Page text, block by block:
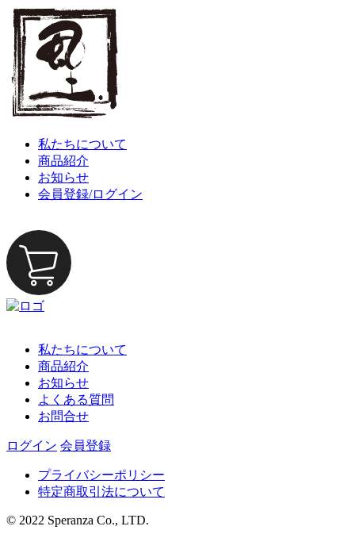
私たちについて
商品紹介
お知らせ
会員登録/ログイン
私たちについて
商品紹介
お知らせ
よくある質問
お問合せ
ログイン 会員登録
プライバシーポリシー
特定商取引法について
© 2022 Speranza Co., LTD.